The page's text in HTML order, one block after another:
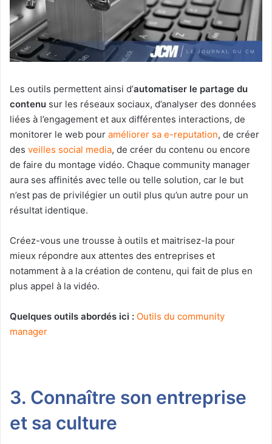
Les outils permettent ainsi d’automatiser le partage du
contenu sur les réseaux sociaux, d’analyser des données
liées à l’engagement et aux différentes interactions, de
monitorer le web pour améliorer sa e-reputation, de créer
des veilles social media, de créer du contenu ou encore
de faire du montage vidéo. Chaque community manager
aura ses affinités avec telle ou telle solution, car le but
n’est pas de privilégier un outil plus qu’un autre pour un
résultat identique.
Créez-vous une trousse à outils et maitrisez-la pour
mieux répondre aux attentes des entreprises et
notamment à a la création de contenu, qui fait de plus en
plus appel à la vidéo.
Quelques outils abordés ici : Outils du community
manager
3. Connaître son entreprise
et sa culture